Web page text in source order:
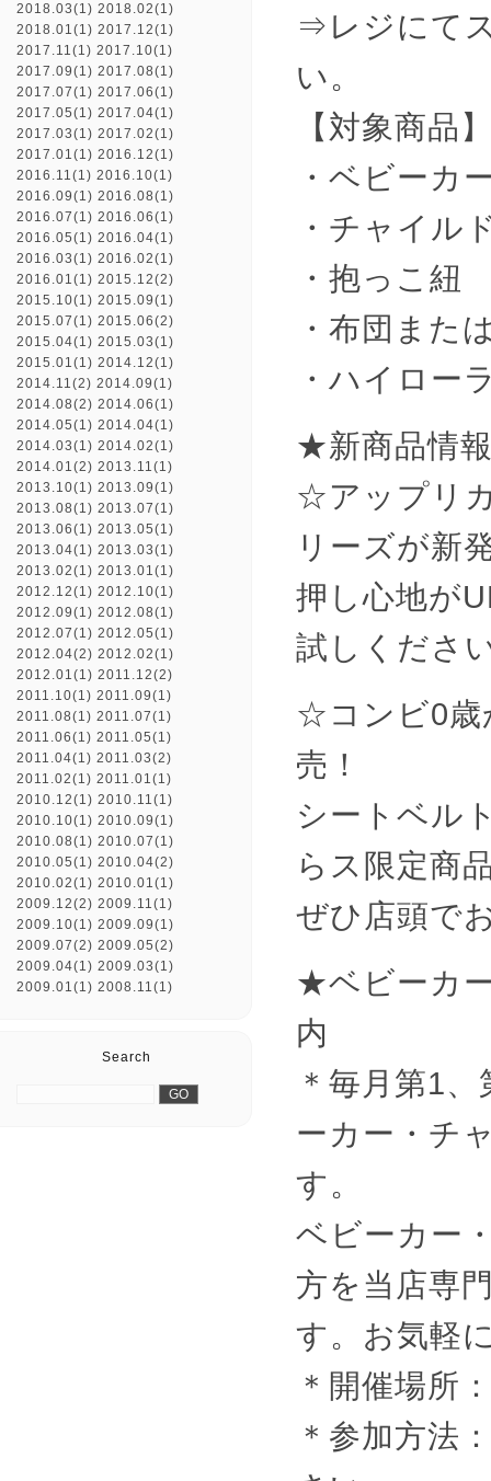
⇒レジにて
い。
【対象商品
・ベビーカ
・チャイル
・抱っこ紐
・布団また
・ハイロー
★新商品情
☆アップリ
リーズが新
押し心地が
試しくださ
☆コンビ0歳
売！
シートベル
らス限定商
ぜひ店頭で
★ベビーカ
内
＊毎月第1
ーカー・チ
す。
ベビーカー
方を当店専
す。お気軽
＊開催場所
＊参加方法
2018.03(1) 2018.02(1)
2018.01(1) 2017.12(1)
2017.11(1) 2017.10(1)
2017.09(1) 2017.08(1)
2017.07(1) 2017.06(1)
2017.05(1) 2017.04(1)
2017.03(1) 2017.02(1)
2017.01(1) 2016.12(1)
2016.11(1) 2016.10(1)
2016.09(1) 2016.08(1)
2016.07(1) 2016.06(1)
2016.05(1) 2016.04(1)
2016.03(1) 2016.02(1)
2016.01(1) 2015.12(2)
2015.10(1) 2015.09(1)
2015.07(1) 2015.06(2)
2015.04(1) 2015.03(1)
2015.01(1) 2014.12(1)
2014.11(2) 2014.09(1)
2014.08(2) 2014.06(1)
2014.05(1) 2014.04(1)
2014.03(1) 2014.02(1)
2014.01(2) 2013.11(1)
2013.10(1) 2013.09(1)
2013.08(1) 2013.07(1)
2013.06(1) 2013.05(1)
2013.04(1) 2013.03(1)
2013.02(1) 2013.01(1)
2012.12(1) 2012.10(1)
2012.09(1) 2012.08(1)
2012.07(1) 2012.05(1)
2012.04(2) 2012.02(1)
2012.01(1) 2011.12(2)
2011.10(1) 2011.09(1)
2011.08(1) 2011.07(1)
2011.06(1) 2011.05(1)
2011.04(1) 2011.03(2)
2011.02(1) 2011.01(1)
2010.12(1) 2010.11(1)
2010.10(1) 2010.09(1)
2010.08(1) 2010.07(1)
2010.05(1) 2010.04(2)
2010.02(1) 2010.01(1)
2009.12(2) 2009.11(1)
2009.10(1) 2009.09(1)
2009.07(2) 2009.05(2)
2009.04(1) 2009.03(1)
2009.01(1) 2008.11(1)
Search